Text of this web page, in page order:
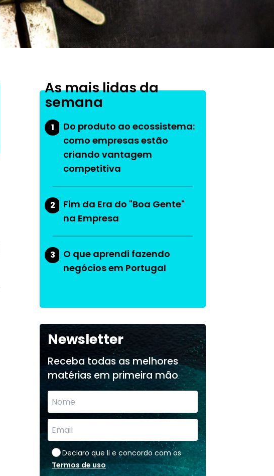
As mais lidas da
semana
1
Do produto ao ecossistema:
como empresas estão
criando vantagem
competitiva
2
Fim da Era do "Boa Gente"
na Empresa
3
O que aprendi fazendo
negócios em Portugal
Newsletter
Receba todas as melhores
matérias em primeira mão
Declaro que li e concordo com os
Termos de uso